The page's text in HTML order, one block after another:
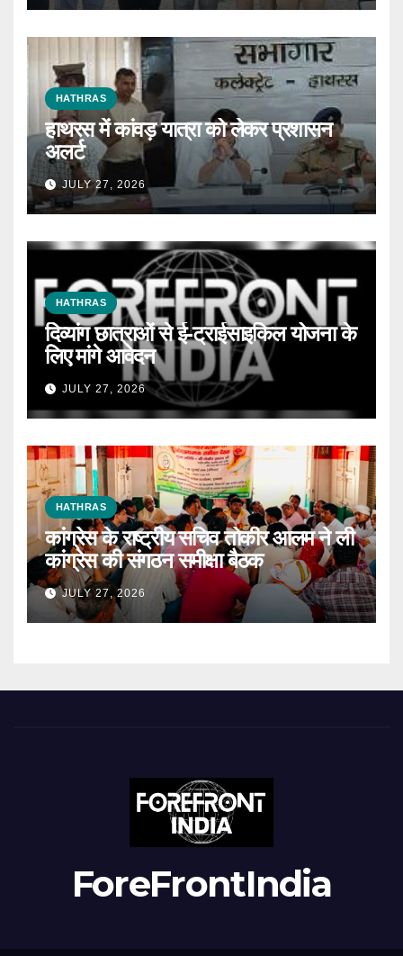
HATHRAS
हाथरस में कांवड़ यात्रा को लेकर प्रशासन
अलर्ट
JULY 27, 2026
HATHRAS
दिव्यांग छात्राओं से ई-ट्राईसाइकिल योजना के
लिए मांगे आवेदन
JULY 27, 2026
HATHRAS
कांग्रेस के राष्ट्रीय सचिव तोकीर आलम ने ली
कांग्रेस की संगठन समीक्षा बैठक
JULY 27, 2026
ForeFrontIndia